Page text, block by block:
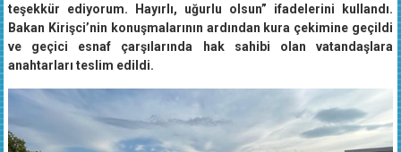
teşekkür ediyorum. Hayırlı, uğurlu olsun” ifadelerini kullandı.
Bakan Kirişci’nin konuşmalarının ardından kura çekimine geçildi
ve geçici esnaf çarşılarında hak sahibi olan vatandaşlara
anahtarları teslim edildi.